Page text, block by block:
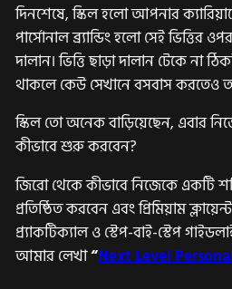
দিনশেষে, স্কিল হলো আপনার
পার্সোনাল ব্র্যান্ডিং হলো সেই ভিত্তির
দালান। ভিত্তি ছাড়া দালান টেকে না
থাকলে কেউ সেখানে বসবাস করতেও
স্কিল তো অনেক বাড়িয়েছেন, এবার
কীভাবে শুরু করবেন?
জিরো থেকে কীভাবে নিজেকে একটি
প্রতিষ্ঠিত করবেন এবং প্রিমিয়াম
প্র্যাকটিক্যাল ও স্টেপ-বাই-স্টেপ
আমার লেখা“Next Level